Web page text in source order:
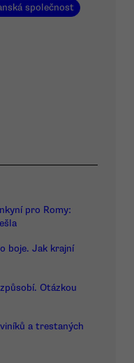
společnost
pro Romy:
boje. Jak krajní
Otázkou
a trestaných